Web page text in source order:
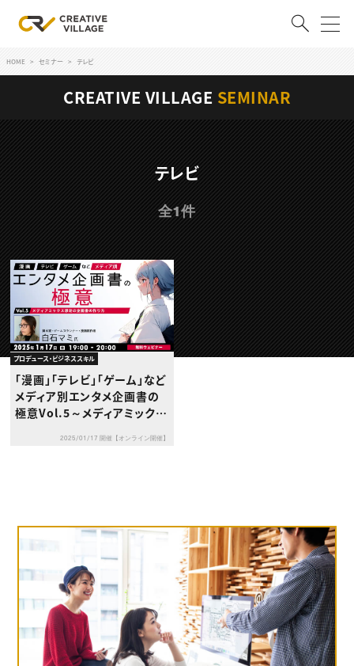
ログイン 会員登録
RECRUIT
クリエイター求人を探す
CREATIVE JOB求人検索
特集求人
採用説明会
転職支援サービス
CONTENTS
スキルアップしたい！
スキルアップしたい！ トップ
デザイン
プログラミング
動画配信・映像制作
編集・ライティング
マーケティング
ディレクション
業界解説・キャリア事情
お役立ち基礎知識
TOP Creator’s コラム
TOP Creator’s コラム トップ
Webクリエイター
アプリクリエイター
ゲームクリエイター
映像クリエイター
マーケッター
クリエイターインタビュー
セミナー
ニュース・トレンド
ニュース・トレンド トップ
プロフェッショナル×つながる×メディア
HOME セミナー テレビ
CREATIVE VILLAGE SEMINAR
テレビ
全1件
プロデュース・ビジネススキル
「漫画」「テレビ」「ゲーム」など
メディア別エンタメ企画書の
極意Vol.5～メディアミックス
2025/01/17 開催【オンライン開催】